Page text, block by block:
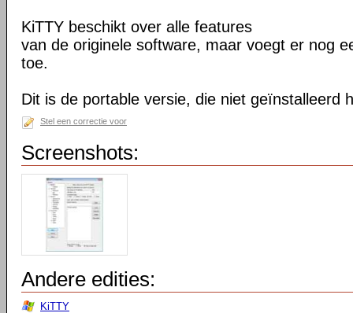
KiTTY beschikt over alle features
van de originele software, maar voegt er nog
toe.
Dit is de portable versie, die niet geïnstalleerd
Stel een correctie voor
Screenshots:
Andere edities:
KiTTY